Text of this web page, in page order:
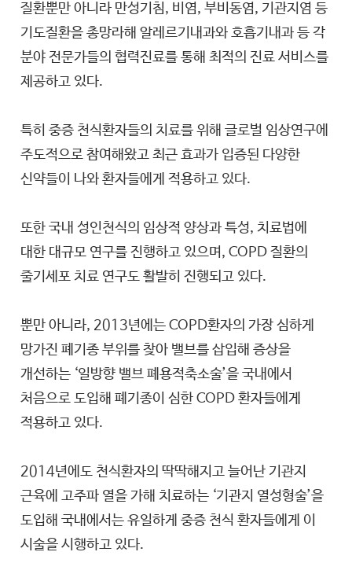
질환뿐만 아니라 만성기침, 비염, 부비동염, 기관지염 등
기도질환을 총망라해 알레르기내과와 호흡기내과 등 각
분야 전문가들의 협력진료를 통해 최적의 진료 서비스를
제공하고 있다.
특히 중증 천식환자들의 치료를 위해 글로벌 임상연구에
주도적으로 참여해왔고 최근 효과가 입증된 다양한
신약들이 나와 환자들에게 적용하고 있다.
또한 국내 성인천식의 임상적 양상과 특성, 치료법에
대한 대규모 연구를 진행하고 있으며, COPD 질환의
줄기세포 치료 연구도 활발히 진행되고 있다.
뿐만 아니라, 2013년에는 COPD환자의 가장 심하게
망가진 폐기종 부위를 찾아 밸브를 삽입해 증상을
개선하는 ‘일방향 밸브 폐용적축소술’을 국내에서
처음으로 도입해 폐기종이 심한 COPD 환자들에게
적용하고 있다.
2014년에도 천식환자의 딱딱해지고 늘어난 기관지
근육에 고주파 열을 가해 치료하는 ‘기관지 열성형술’을
도입해 국내에서는 유일하게 중증 천식 환자들에게 이
시술을 시행하고 있다.